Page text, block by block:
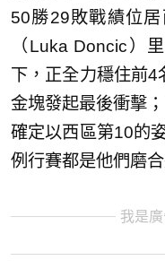
50勝29敗戰績位
（Luka Doncic）
下，正全力穩住前4
金塊發起最後衝擊
確定以西區第10的
例行賽都是他們磨
我是